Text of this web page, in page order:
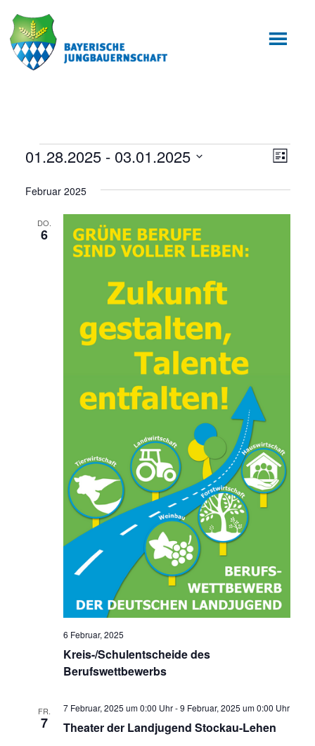
Inhalt
springen
Fußzeile
springen
Veranstaltungen Liste
01.28.2025 - 03.01.2025
wählen.
Februar 2025
DO.
6
Kreis-/Schulentscheide des
Berufswettbewerbs
6 Februar, 2025
FR.
7 Theater der Landjugend Stockau-Lehen
7 Februar, 2025 um 0:00 Uhr-9 Februar, 2025 um 0:00 Uhr